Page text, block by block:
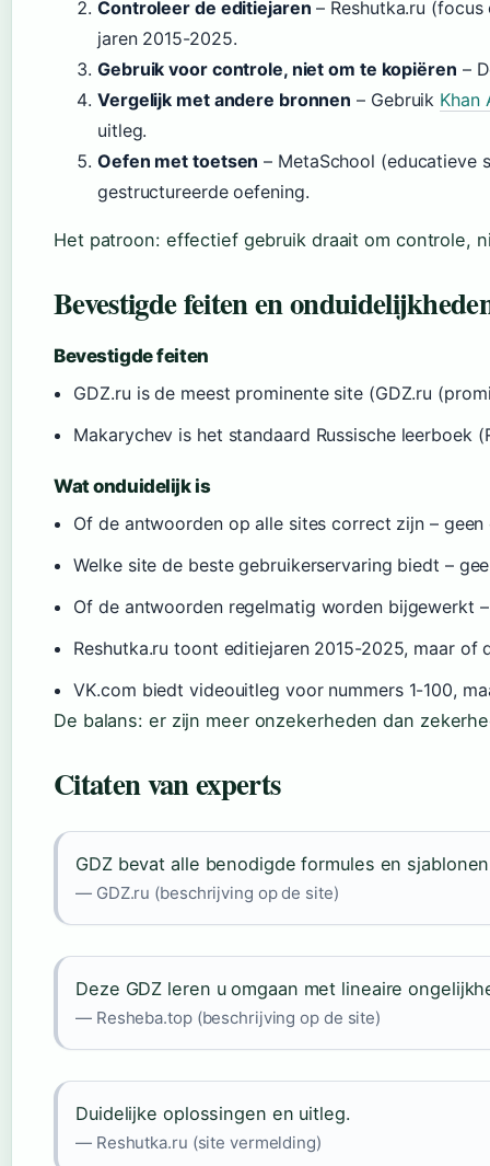
Controleer de editiejaren – Reshutka.ru
jaren 2015-2025.
Gebruik voor controle, niet om te kopiëren –
Vergelijk met andere bronnen – Gebruik Khan
uitleg.
Oefen met toetsen – MetaSchool (educatieve
gestructureerde oefening.
Het patroon: effectief gebruik draait om controle,
Bevestigde feiten en
Bevestigde feiten
GDZ.ru is de meest prominente site (GDZ.ru
Makarychev is het standaard Russische leerboek
Wat onduidelijk is
Of de antwoorden op alle sites correct zijn –
Welke site de beste gebruikerservaring biedt –
Of de antwoorden regelmatig worden bijgewerkt
Reshutka.ru toont editiejaren 2015-2025, maar
VK.com biedt videouitleg voor nummers 1-100,
De balans: er zijn meer onzekerheden dan
Citaten van experts
GDZ bevat alle benodigde formules en
— GDZ.ru (beschrijving op de site)
Deze GDZ leren u omgaan met lineaire
— Resheba.top (beschrijving op de site)
Duidelijke oplossingen en uitleg.
— Reshutka.ru (site vermelding)